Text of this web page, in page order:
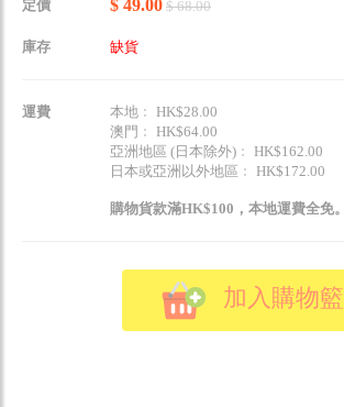
定價 $ 49.00 $ 68.00
庫存 缺貨
運費
本地﹕ HK$28.00
澳門﹕ HK$64.00
亞洲地區 (日本除外)﹕ HK$162.00
日本或亞洲以外地區﹕ HK$172.00
購物貨款滿HK$100，本地運費全免。
加入購物籃